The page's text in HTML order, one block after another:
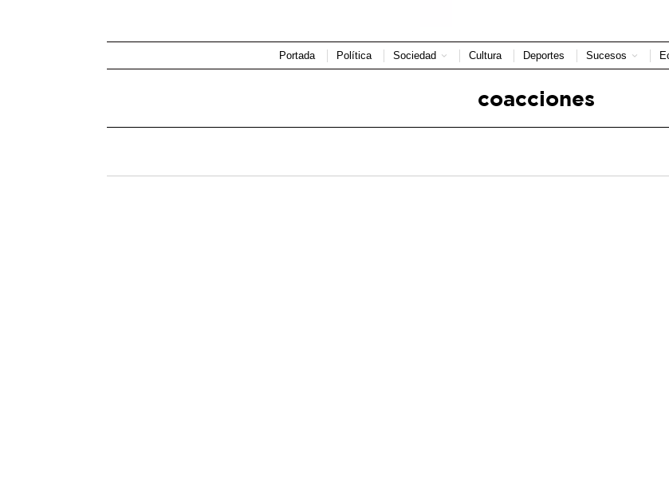
Portada Política Sociedad Cultura Deportes Sucesos
coacciones